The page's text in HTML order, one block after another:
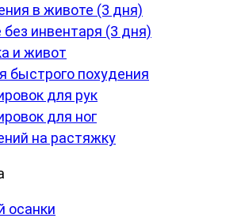
в животе (3 дня)
инвентаря (3 дня)
и живот
быстрого похудения
для рук
для ног
на растяжку
осанки